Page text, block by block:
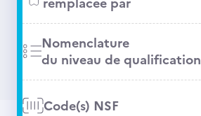
Nomenclature
du niveau de qualification
Code(s) NSF